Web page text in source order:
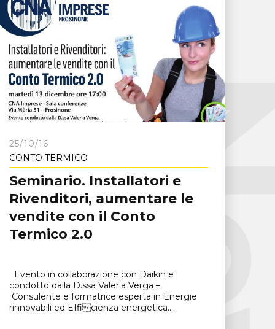
25/10/16
CONTO TERMICO
Seminario. Installatori e
Rivenditori, aumentare le
vendite con il Conto
Termico 2.0
Evento in collaborazione con Daikin e
condotto dalla D.ssa Valeria Verga –
Consulente e formatrice esperta in Energie
rinnovabili ed Efficienza energetica....